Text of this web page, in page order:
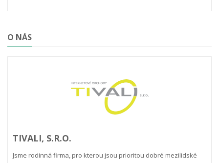
O NÁS
TIVALI, S.R.O.
Jsme rodinná firma, pro kterou jsou prioritou dobré mezilidské